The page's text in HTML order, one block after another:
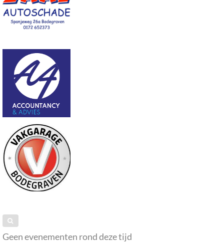
Geen evenementen rond deze tijd